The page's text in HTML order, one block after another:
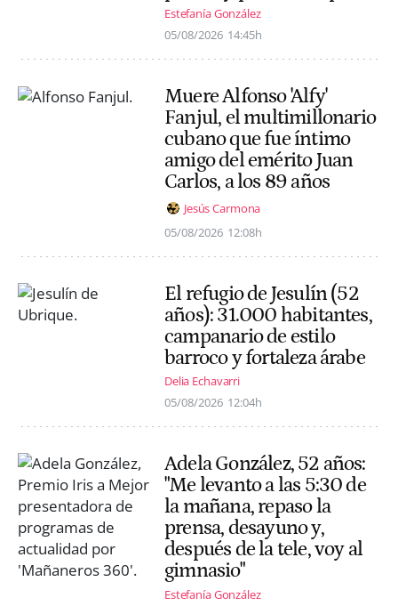
Estefanía González
05/08/2026 14:45h
Muere Alfonso 'Alfy'
Fanjul, el multimillonario
cubano que fue íntimo
amigo del emérito Juan
Carlos, a los 89 años
Jesús Carmona
05/08/2026 12:08h
El refugio de Jesulín (52
años): 31.000 habitantes,
campanario de estilo
barroco y fortaleza árabe
Delia Echavarri
05/08/2026 12:04h
Adela González, 52 años:
"Me levanto a las 5:30 de
la mañana, repaso la
prensa, desayuno y,
después de la tele, voy al
gimnasio"
Estefanía González